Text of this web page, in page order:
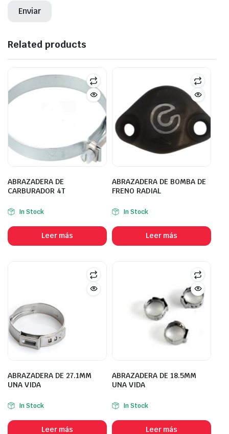
Related products
ABRAZADERA DE
CARBURADOR 4T
In Stock
Leer más
ABRAZADERA DE BOMBA DE
FRENO RADIAL
In Stock
Leer más
ABRAZADERA DE 27.1MM
UNA VIDA
In Stock
Leer más
ABRAZADERA DE 18.5MM
UNA VIDA
In Stock
Leer más